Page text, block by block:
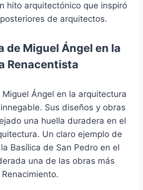
hito arquitectónico que inspiró
de arquitectos.
de Miguel Ángel en la
Renacentista
Ángel en la arquitectura
Sus diseños y obras
una huella duradera en el
Un claro ejemplo de
Basílica de San Pedro en el
una de las obras más